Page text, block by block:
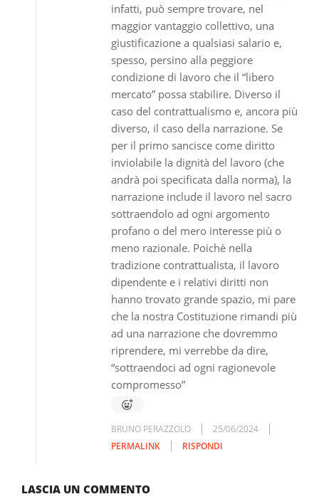
infatti, può sempre trovare, nel
maggior vantaggio collettivo, una
giustificazione a qualsiasi salario e,
spesso, persino alla peggiore
condizione di lavoro che il “libero
mercato” possa stabilire. Diverso il
caso del contrattualismo e, ancora più
diverso, il caso della narrazione. Se
per il primo sancisce come diritto
inviolabile la dignità del lavoro (che
andrà poi specificata dalla norma), la
narrazione include il lavoro nel sacro
sottraendolo ad ogni argomento
profano o del mero interesse più o
meno razionale. Poichè nella
tradizione contrattualista, il lavoro
dipendente e i relativi diritti non
hanno trovato grande spazio, mi pare
che la nostra Costituzione rimandi più
ad una narrazione che dovremmo
riprendere, mi verrebbe da dire,
“sottraendoci ad ogni ragionevole
compromesso”
BRUNO PERAZZOLO
25/06/2024
PERMALINK
RISPONDI
LASCIA UN COMMENTO